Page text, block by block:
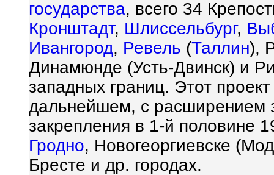
государства, всего 34
Кронштадт, Шлиссельбург,
Ивангород, Ревель (Таллин),
Динамюнде (Усть-Двинск) и
западных границ. Этот
дальнейшем, с расширением
закрепления в 1-й половине
Гродно, Новогеоргиевске
Бресте и др. городах.